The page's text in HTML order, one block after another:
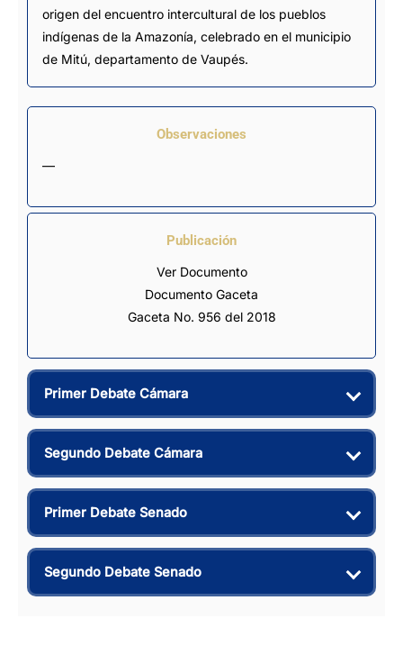
origen del encuentro intercultural de los pueblos
indígenas de la Amazonía, celebrado en el municipio
de Mitú, departamento de Vaupés.
Observaciones
—
Publicación
Ver Documento
Documento Gaceta
Gaceta No. 956 del 2018
Primer Debate Cámara
Segundo Debate Cámara
Primer Debate Senado
Segundo Debate Senado